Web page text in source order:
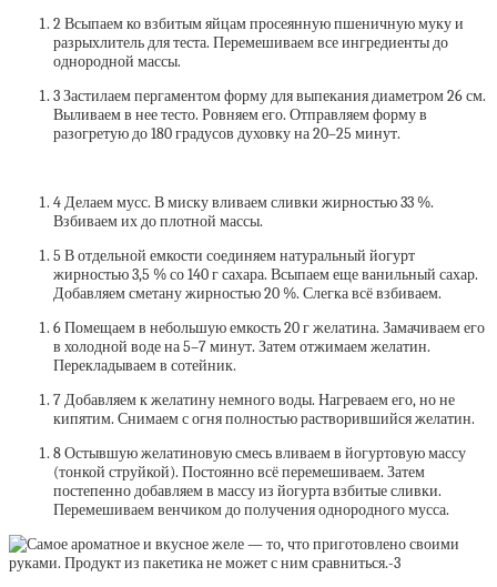
2 Всыпаем ко взбитым яйцам просеянную пшеничную муку и
разрыхлитель для теста. Перемешиваем все ингредиенты до
однородной массы.
3 Застилаем пергаментом форму для выпекания диаметром 26 см.
Выливаем в нее тесто. Ровняем его. Отправляем форму в
разогретую до 180 градусов духовку на 20–25 минут.
4 Делаем мусс. В миску вливаем сливки жирностью 33 %.
Взбиваем их до плотной массы.
5 В отдельной емкости соединяем натуральный йогурт
жирностью 3,5 % со 140 г сахара. Всыпаем еще ванильный сахар.
Добавляем сметану жирностью 20 %. Слегка всё взбиваем.
6 Помещаем в небольшую емкость 20 г желатина. Замачиваем его
в холодной воде на 5–7 минут. Затем отжимаем желатин.
Перекладываем в сотейник.
7 Добавляем к желатину немного воды. Нагреваем его, но не
кипятим. Снимаем с огня полностью растворившийся желатин.
8 Остывшую желатиновую смесь вливаем в йогуртовую массу
(тонкой струйкой). Постоянно всё перемешиваем. Затем
постепенно добавляем в массу из йогурта взбитые сливки.
Перемешиваем венчиком до получения однородного мусса.